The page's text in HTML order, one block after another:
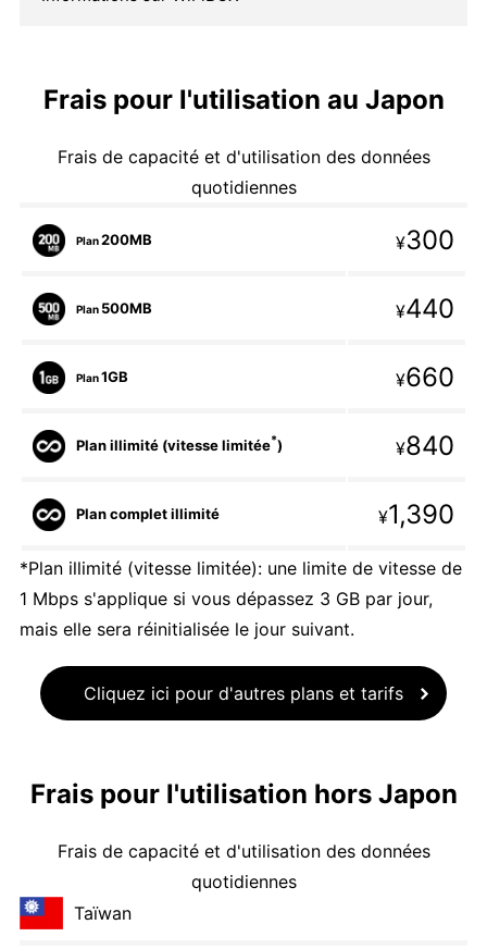
Frais pour l'utilisation au Japon
Frais de capacité et d'utilisation des données
quotidiennes
Plan200MB ¥300
Plan 500MB ¥440
Plan1GB ¥660
Plan illimité (vitesse limitée*) ¥840
Plan complet illimité ¥1,390
*Plan illimité (vitesse limitée): une limite de vitesse de
1 Mbps s'applique si vous dépassez 3 GB par jour,
mais elle sera réinitialisée le jour suivant.
Cliquez ici pour d'autres plans et tarifs
Frais pour l'utilisation hors Japon
Frais de capacité et d'utilisation des données
quotidiennes
Taïwan